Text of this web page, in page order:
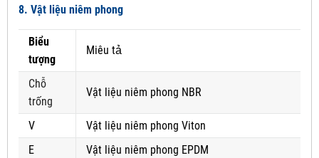
8. Vật liệu niêm phong
Biểu
tượng
Miêu tả
Chỗ
trống
Vật liệu niêm phong NBR
V
Vật liệu niêm phong Viton
E
Vật liệu niêm phong EPDM